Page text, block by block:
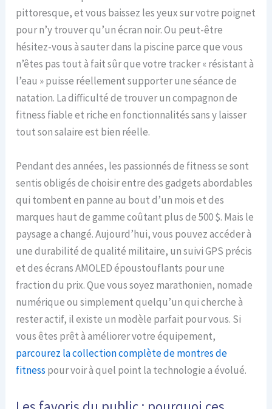
pittoresque, et vous baissez les yeux sur votre poignet
pour n’y trouver qu’un écran noir. Ou peut-être
hésitez-vous à sauter dans la piscine parce que vous
n’êtes pas tout à fait sûr que votre tracker « résistant à
l’eau » puisse réellement supporter une séance de
natation. La difficulté de trouver un compagnon de
fitness fiable et riche en fonctionnalités sans y laisser
tout son salaire est bien réelle.
Pendant des années, les passionnés de fitness se sont
sentis obligés de choisir entre des gadgets abordables
qui tombent en panne au bout d’un mois et des
marques haut de gamme coûtant plus de 500 $. Mais le
paysage a changé. Aujourd’hui, vous pouvez accéder à
une durabilité de qualité militaire, un suivi GPS précis
et des écrans AMOLED époustouflants pour une
fraction du prix. Que vous soyez marathonien, nomade
numérique ou simplement quelqu’un qui cherche à
rester actif, il existe un modèle parfait pour vous. Si
vous êtes prêt à améliorer votre équipement,
parcourez la collection complète de montres de
fitness pour voir à quel point la technologie a évolué.